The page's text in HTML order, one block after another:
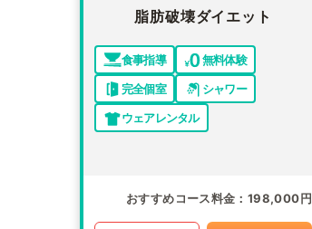
脂肪破壊ダイエット
食事指導
無料体験
完全個室
シャワー
ウェアレンタル
おすすめコース料金 198,000円